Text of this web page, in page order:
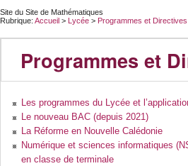
Site du Site de Mathématiques
Rubrique: Accueil > Lycée > Programmes et Directives
Programmes et
Les programmes du Lycée et
Le nouveau BAC (depuis 2021)
La Réforme en Nouvelle Calédonie
Numérique et sciences informatiques
en classe de terminale